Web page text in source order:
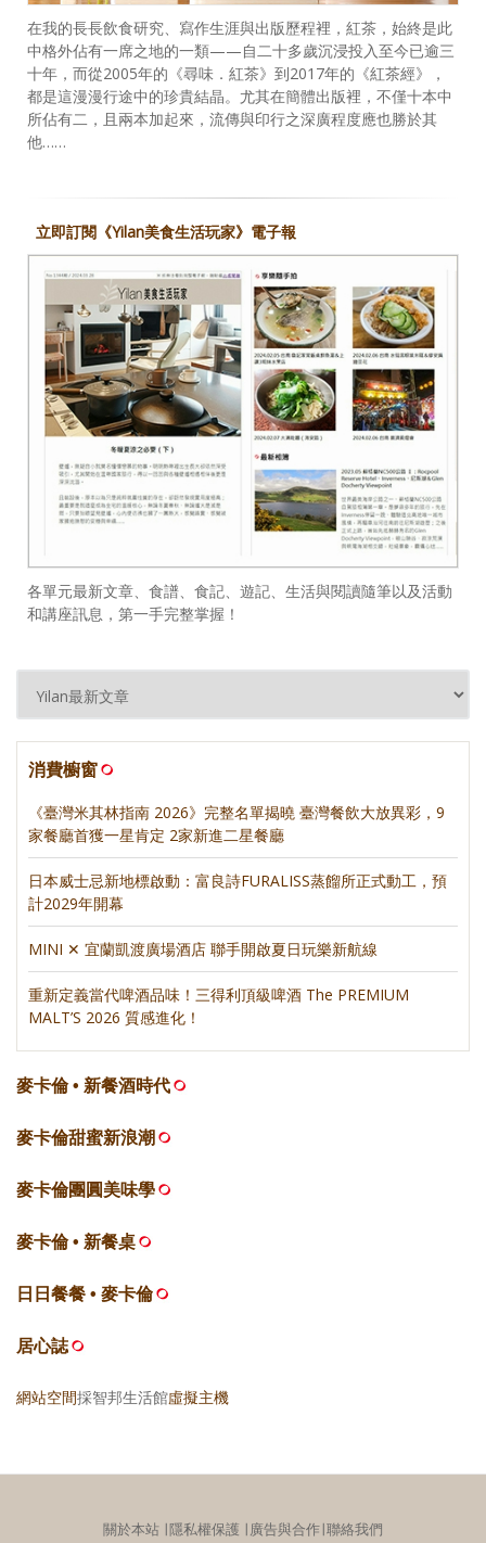
在我的長長飲食研究、寫作生涯與出版歷程裡，紅茶，始終是此
中格外佔有一席之地的一類——自二十多歲沉浸投入至今已逾三
十年，而從2005年的《尋味．紅茶》到2017年的《紅茶經》，
都是這漫漫行途中的珍貴結晶。尤其在簡體出版裡，不僅十本中
所佔有二，且兩本加起來，流傳與印行之深廣程度應也勝於其
他……
立即訂閱《Yilan美食生活玩家》電子報
各單元最新文章、食譜、食記、遊記、生活與閱讀隨筆以及活動
和講座訊息，第一手完整掌握！
消費櫥窗
《臺灣米其林指南 2026》完整名單揭曉 臺灣餐飲大放異彩，9
家餐廳首獲一星肯定 2家新進二星餐廳
日本威士忌新地標啟動：富良詩FURALISS蒸餾所正式動工，預
計2029年開幕
MINI ✕ 宜蘭凱渡廣場酒店 聯手開啟夏日玩樂新航線
重新定義當代啤酒品味！三得利頂級啤酒 The PREMIUM
MALT’S 2026 質感進化！
麥卡倫 • 新餐酒時代
麥卡倫甜蜜新浪潮
麥卡倫團圓美味學
麥卡倫 • 新餐桌
日日餐餐 • 麥卡倫
居心誌
網站空間採智邦生活館虛擬主機
關於本站 ∣隱私權保護 ∣廣告與合作∣聯絡我們